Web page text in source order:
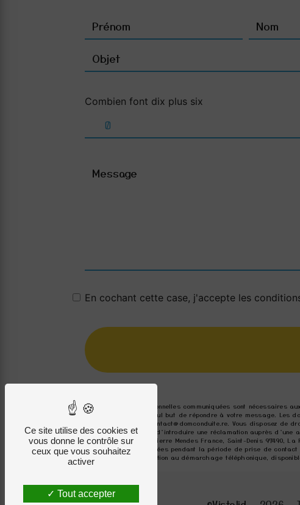
Combien font dix plus six
En cochant cette case, j'accepte les
** Les données personnelles communiquées sont nécessaires
traitants dans le seul but de répondre à votre message. Les
97490, La Réunion contact@domconduite.re. Vous disposez
moment et du droit d’introduire une réclamation auprès
l'adresse 3 Avenue Pierre Mendes France, Saint-Denis 97490,
conservons vos données pendant la période de prise de
sur la liste d'opposition au démarchage téléphonique,
Ce site utilise des cookies et
vous donne le contrôle sur
ceux que vous souhaitez
activer
Tout accepter